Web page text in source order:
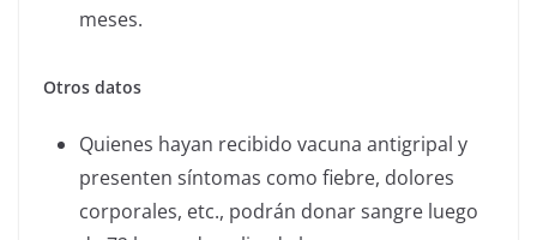
meses.
Otros datos
Quienes hayan recibido vacuna antigripal y
presenten síntomas como fiebre, dolores
corporales, etc., podrán donar sangre luego